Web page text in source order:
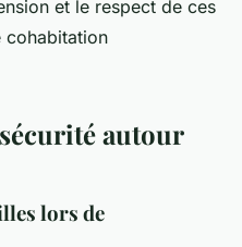
et le respect de ces
cohabitation
autour
lors de